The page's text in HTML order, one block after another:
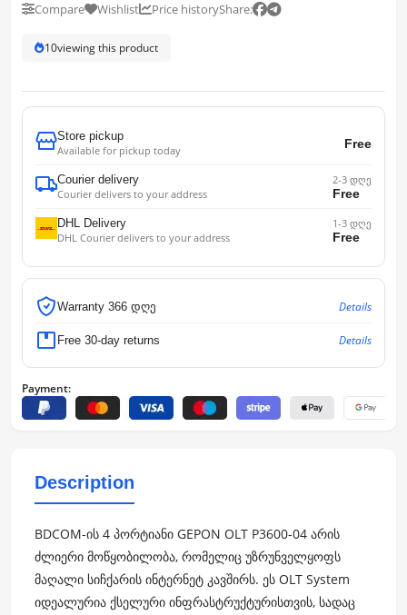
Compare Wishlist Price historyShare:
10viewing this product
Store pickup
Available for pickup today
Free
Courier delivery
Courier delivers to your address
2-3 დღე
Free
DHL Delivery
DHL Courier delivers to your address
1-3 დღე
Free
Warranty 366 დღე Details
Free 30-day returns Details
Payment:
Description
BDCOM-ის 4 პორტიანი GEPON OLT P3600-04 არის
ძლიერი მოწყობილობა, რომელიც უზრუნველყოფს
მაღალი სიჩქარის ინტერნეტ კავშირს. ეს OLT System
იდეალურია ქსელური ინფრასტრუქტურისთვის, სადაც